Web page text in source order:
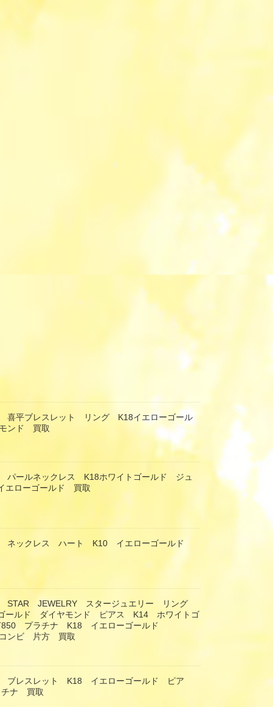
平ブレスレット リング K18イエローゴール
ンド 買取
ールネックレス K18ホワイトゴールド ジュ
エローゴールド 買取
ネックレス ハート K10 イエローゴールド
STAR JEWELRY スタージュエリー リング
ールド ダイヤモンド ピアス K14 ホワイトゴ
プラチナ K18 イエローゴールド
ンビ 片方 買取
ブレスレット K18 イエローゴールド ピア
ナ 買取